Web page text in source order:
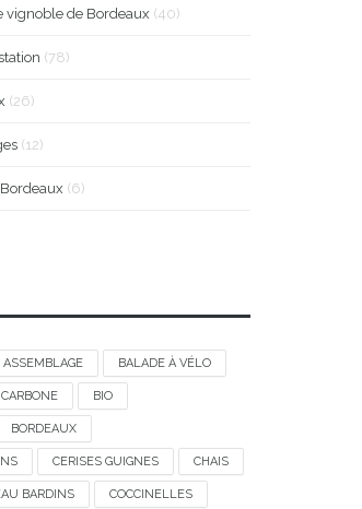
vignoble de Bordeaux (40)
(78)
(26)
(12)
(6)
ASSEMBLAGE BALADE À VÉLO
BIO
BORDEAUX
CERISES GUIGNES CHAIS
BARDINS COCCINELLES